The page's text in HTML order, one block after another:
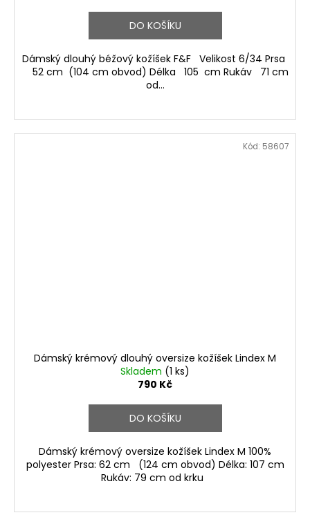
DO KOŠÍKU
Dámský dlouhý béžový kožíšek F&F Velikost 6/34 Prsa
52 cm (104 cm obvod) Délka 105 cm Rukáv 71 cm
od...
Dámský krémový dlouhý oversize kožíšek Lindex M
Skladem (1 ks)
790 Kč
DO KOŠÍKU
Dámský krémový oversize kožíšek Lindex M 100%
polyester Prsa: 62 cm (124 cm obvod) Délka: 107 cm
Rukáv: 79 cm od krku
Kód: 58607